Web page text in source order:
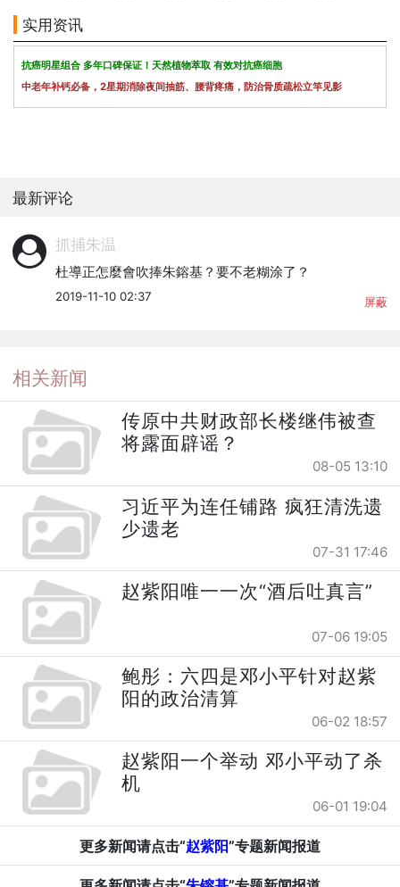
实用资讯
抗癌明星组合 多年口碑保证！天然植物萃取 有效对抗癌细胞
中老年补钙必备，2星期消除夜间抽筋、腰背疼痛，防治骨质疏松立竿见影
最新评论
抓捕朱温
杜導正怎麼會吹捧朱鎔基？要不老糊涂了？
2019-11-10 02:37 屏蔽
相关新闻
传原中共财政部长楼继伟被查
将露面辟谣？
08-05 13:10
习近平为连任铺路 疯狂清洗遗
少遗老
07-31 17:46
赵紫阳唯一一次“酒后吐真言”
07-06 19:05
鲍彤：六四是邓小平针对赵紫
阳的政治清算
06-02 18:57
赵紫阳一个举动 邓小平动了杀
机
06-01 19:04
更多新闻请点击“赵紫阳”专题新闻报道